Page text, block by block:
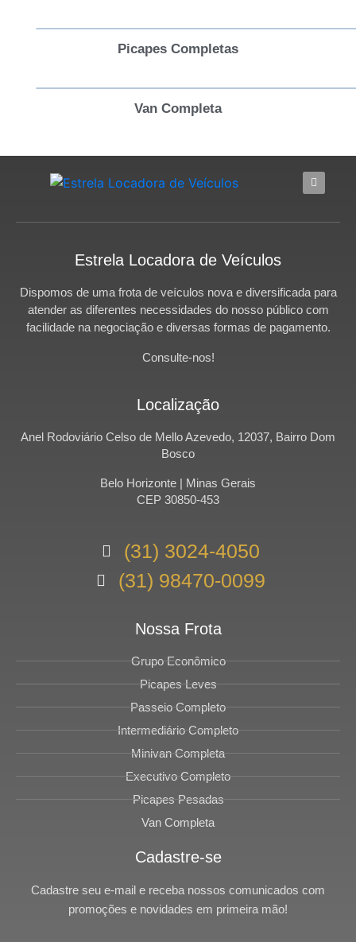
Picapes Completas
Van Completa
Estrela Locadora de Veículos
Dispomos de uma frota de veículos nova e diversificada para
atender as diferentes necessidades do nosso público com
facilidade na negociação e diversas formas de pagamento.
Consulte-nos!
Localização
Anel Rodoviário Celso de Mello Azevedo, 12037, Bairro Dom
Bosco
Belo Horizonte | Minas Gerais
CEP 30850-453
(31) 3024-4050
(31) 98470-0099
Nossa Frota
Grupo Econômico
Picapes Leves
Passeio Completo
Intermediário Completo
Minivan Completa
Executivo Completo
Picapes Pesadas
Van Completa
Cadastre-se
Cadastre seu e-mail e receba nossos comunicados com
promoções e novidades em primeira mão!